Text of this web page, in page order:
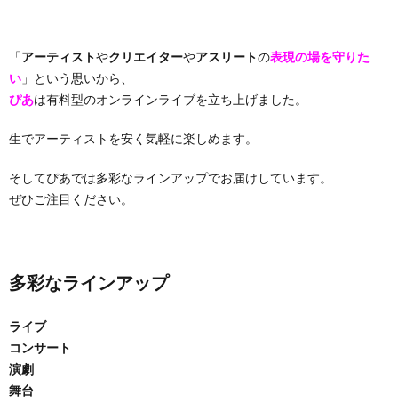
「アーティストやクリエイターやアスリートの表現の場を守りた
い 」という思いから、
ぴあは有料型のオンラインライブを立ち上げました。
生でアーティストを安く気軽に楽しめます。
そしてぴあでは多彩なラインアップでお届けしています。
ぜひご注目ください。
多彩なラインアップ
ライブ
コンサート
演劇
舞台